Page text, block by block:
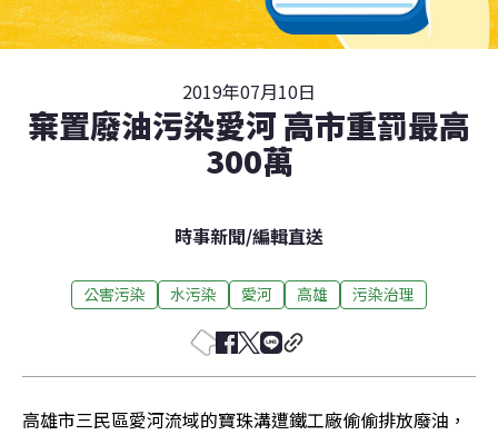
2019年07月10日
棄置廢油污染愛河 高市重罰最高
300萬
時事新聞/編輯直送
公害污染 水污染 愛河 高雄 污染治理
高雄市三民區愛河流域的寶珠溝遭鐵工廠偷偷排放廢油，